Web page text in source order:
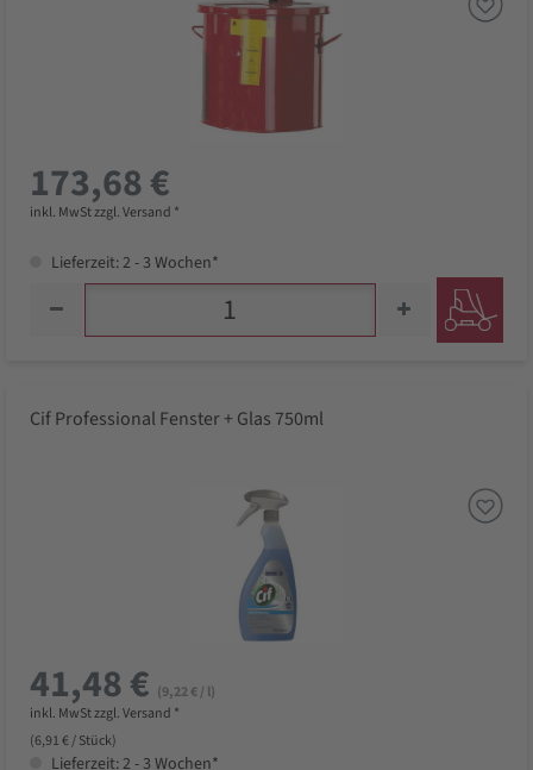
173,68 €
inkl. MwSt zzgl. Versand *
Lieferzeit: 2 - 3 Wochen*
Cif Professional Fenster + Glas 750ml
41,48 € (9,22 € / l)
inkl. MwSt zzgl. Versand *
(6,91 € / Stück)
Lieferzeit: 2 - 3 Wochen*